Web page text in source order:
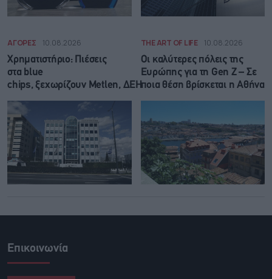
ΑΓΟΡΕΣ 10.08.2026
Χρηματιστήριο: Πιέσεις
στα blue
chips, ξεχωρίζουν Metlen, ΔΕΗ
THE ART OF LIFE 10.08.2026
Οι καλύτερες πόλεις της
Ευρώπης για τη Gen Z – Σε
ποια θέση βρίσκεται η Αθήνα
Επικοινωνία